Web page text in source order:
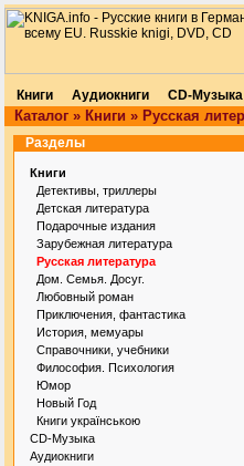
Книги Аудиокниги CD-Музыка
Каталог » Книги » Русская
Разделы
Книги
Детективы, триллеры
Детская литература
Подарочные издания
Зарубежная литература
Русская литература
Дом. Семья. Досуг.
Любовный роман
Приключения, фантастика
История, мемуары
Справочники, учебники
Философия. Психология
Юмор
Новый Год
Книги українською
CD-Музыка
Аудиокниги